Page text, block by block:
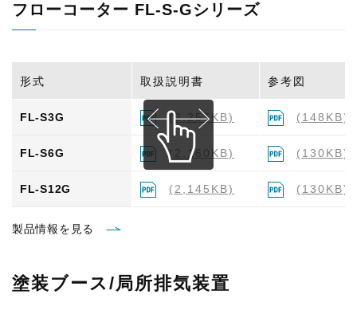
フローコーター FL-S-Gシリーズ
形式 取扱説明書 参考図
FL-S3G (2,257KB) (148KB)
FL-S6G (2,160KB) (130KB)
FL-S12G (2,145KB) (130KB)
製品情報を見る
塗装ブース/局所排気装置